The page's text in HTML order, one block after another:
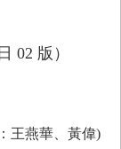
02 版）
王燕華、黃偉)